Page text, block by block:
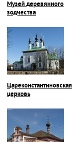
Музей деревянного
зодчества
Цареконстантиновская
церковь